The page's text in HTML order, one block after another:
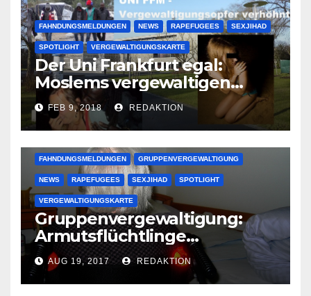
FAHNDUNGSMELDUNGEN NEWS RAPEFUGEES SEXJIHAD
SPOTLIGHT VERGEWALTIGUNGSKARTE
Der Uni Frankfurt egal:
Moslems vergewaltigen
deutsche Studentinnen auf
Uni-Campus
FEB 9, 2018 REDAKTION
FAHNDUNGSMELDUNGEN GRUPPENVERGEWALTIGUNG
NEWS RAPEFUGEES SEXJIHAD SPOTLIGHT
VERGEWALTIGUNGSKARTE
Gruppenvergewaltigung:
Armutsflüchtlinge
vergewaltigen bettlägerige
Oma im Schlaf
krankenhausreif
AUG 19, 2017 REDAKTION